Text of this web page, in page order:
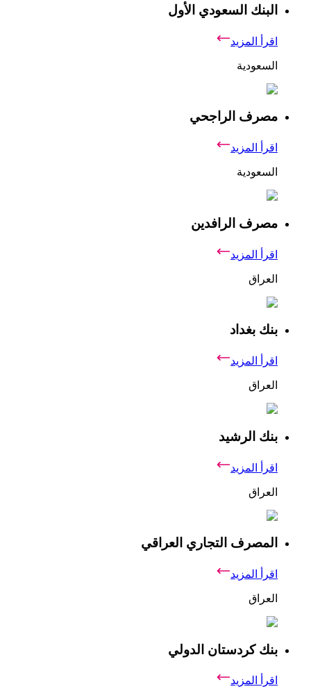
البنك السعودي الأول
اقرأ المزيد
السعودية
مصرف الراجحي
اقرأ المزيد
السعودية
مصرف الرافدين
اقرأ المزيد
العراق
بنك بغداد
اقرأ المزيد
العراق
بنك الرشيد
اقرأ المزيد
العراق
المصرف التجاري العراقي
اقرأ المزيد
العراق
بنك كردستان الدولي
اقرأ المزيد